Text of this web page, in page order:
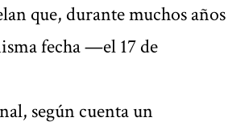
que, durante muchos años
fecha —el 17 de
según cuenta un